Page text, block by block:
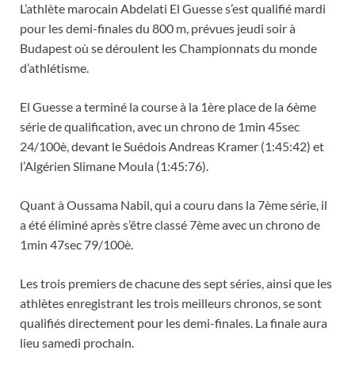
L’athlète marocain Abdelati El Guesse s’est qualifié mardi
pour les demi-finales du 800 m, prévues jeudi soir à
Budapest où se déroulent les Championnats du monde
d’athlétisme.
El Guesse a terminé la course à la 1ère place de la 6ème
série de qualification, avec un chrono de 1min 45sec
24/100è, devant le Suédois Andreas Kramer (1:45:42) et
l’Algérien Slimane Moula (1:45:76).
Quant à Oussama Nabil, qui a couru dans la 7ème série, il
a été éliminé après s’être classé 7ème avec un chrono de
1min 47sec 79/100è.
Les trois premiers de chacune des sept séries, ainsi que les
athlètes enregistrant les trois meilleurs chronos, se sont
qualifiés directement pour les demi-finales. La finale aura
lieu samedi prochain.